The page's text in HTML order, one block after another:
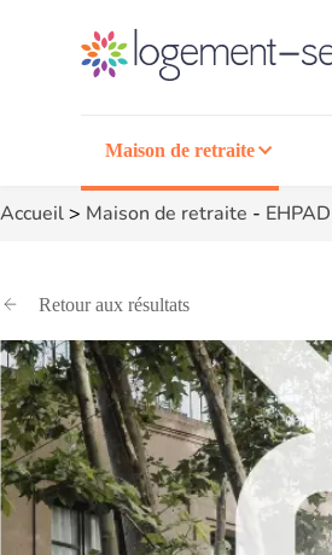
Maison de retraite
Accueil> Maison de retraite - EHPAD
Retour aux résultats